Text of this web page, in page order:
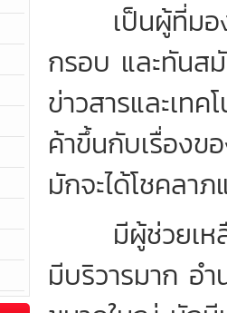
เป็นผู้ที่มอง
กรอบ และทันส
ข่าวสารและเท
ค้าขึ้นกับเรื่องข
มักจะได้โชคลา
มีผู้ช่วยเหลือ
มีบริวารมาก อ